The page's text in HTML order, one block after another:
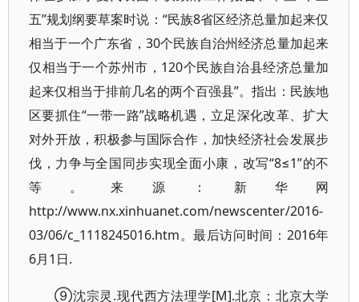
五”规划纲要草案时说：“民族8省区经济总量加起来仅
相当于一个广东省，30个民族自治州经济总量加起来
仅相当于一个苏州市，120个民族自治县经济总量加
起来仅相当于排前几名的两个百强县”。指出：民族地
区要抓住“一带一路”战略机遇，立足深化改革、扩大
对外开放，积极参与国际合作，加快经济社会发展步
伐，力争与全国同步实现全面小康，改写“8≤1”的不
等。来源：新华网
http://www.nx.xinhuanet.com/newscenter/2016-
03/06/c_1118245016.htm。最后访问时间：2016年
6月1日.
⑨沈宗灵.现代西方法理学[M].北京：北京大学